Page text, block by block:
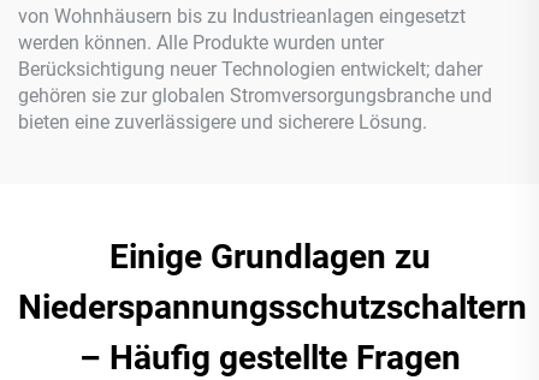
von Wohnhäusern bis zu Industrieanlagen eingesetzt
werden können. Alle Produkte wurden unter
Berücksichtigung neuer Technologien entwickelt; daher
gehören sie zur globalen Stromversorgungsbranche und
bieten eine zuverlässigere und sicherere Lösung.
Einige Grundlagen zu
Niederspannungsschutzschaltern
– Häufig gestellte Fragen